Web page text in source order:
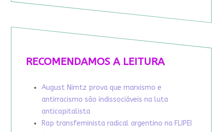
RECOMENDAMOS A LEITURA
August Nimtz prova que marxismo e
antirracismo são indissociáveis na luta
anticapitalista
Rap transfeminista radical argentino na FLIPEI